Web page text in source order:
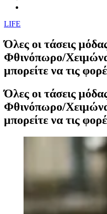
LIFE
Όλες οι τάσεις
Φθινόπωρο/
μπορείτε να τις
Όλες οι τάσεις
Φθινόπωρο/
μπορείτε να τις